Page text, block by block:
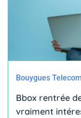
Bouygues Telecom
Bbox rentrée
vraiment